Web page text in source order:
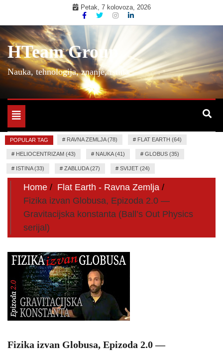
content
Petak, 7 kolovoza, 2026
HTeam Group
Nauka, tehnologija, znanje, istina
Toggle
navigation
POPULAR TAG # RAVNA ZEMLJA (78) # FLAT EARTH (64)
# HELIOCENTRIZAM (43) # NAUKA (41) # GLOBUS (35)
# ISTINA (33) # ZABLUDA (27) # SVIJET (24)
Home
Flat Earth - Ravna Zemlja
Fizika izvan Globusa, Epizoda 2.0 —
Gravitacijska konstanta (Ball’s Out Physics
serijal)
Fizika izvan Globusa, Epizoda 2.0 —